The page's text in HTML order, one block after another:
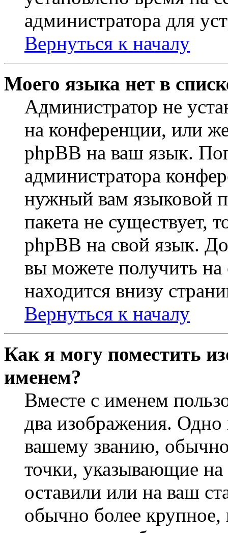
администратора для
Вернуться к началу
Моего языка нет в
Администратор не
на конференции, или
phpBB на ваш язык.
администратора
нужный вам языковой
пакета не существует,
phpBB на свой язык.
вы можете получить на
находится внизу
Вернуться к началу
Как я могу поместить
именем?
Вместе с именем
два изображения.
вашему званию, обычно
точки, указывающие
оставили или на ваш
обычно более крупное,